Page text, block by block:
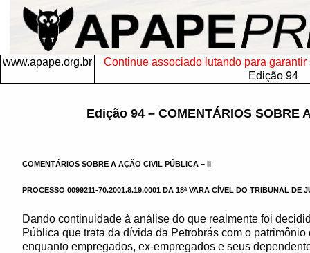
www.apape.org.br
Continue associado lutando para
Edição 94
Edição 94 – COMENTÁRIOS SOBRE
COMENTÁRIOS SOBRE A AÇÃO CIVIL PÚBLICA – II
PROCESSO 0099211-70.2001.8.19.0001 DA 18ª VARA CÍVEL DO TRIBUNAL DE
Dando continuidade à análise do que realmente foi
Pública que trata da dívida da Petrobrás com o
enquanto empregados, ex-empregados e seus